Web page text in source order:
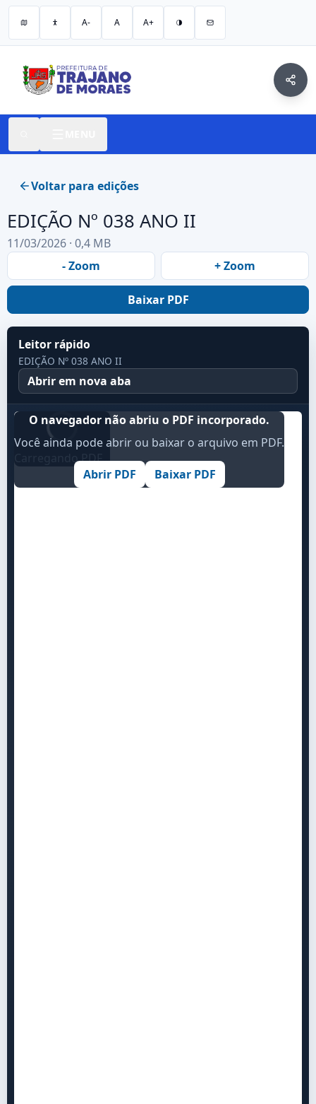
A- A A+
Voltar para edições
EDIÇÃO Nº 038 ANO II
11/03/2026 · 0,4 MB
- Zoom
+ Zoom
Baixar PDF
Leitor rápido
EDIÇÃO Nº 038 ANO II
Abrir em nova aba
Carregando PDF...
O navegador não abriu o PDF incorporado.
Você ainda pode abrir ou baixar o arquivo em PDF.
Abrir PDF Baixar PDF